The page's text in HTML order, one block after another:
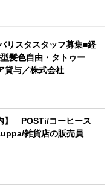
リスタスタッフ募集■経
髪色自由・タトゥー
貸与／株式会社
】 POSTi/コーヒース
雑貨店の販売員